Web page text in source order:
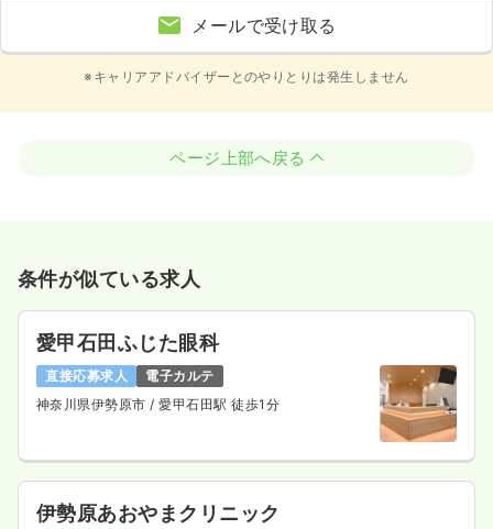
メールで受け取る
※キャリアアドバイザーとのやりとりは発生しません
ページ上部へ戻る
条件が似ている求人
愛甲石田ふじた眼科
直接応募求人
電子カルテ
神奈川県伊勢原市/ 愛甲石田駅 徒歩1分
伊勢原あおやまクリニック